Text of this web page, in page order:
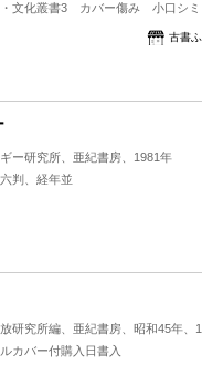
・文化叢書3 カバー傷み 小口シミ
古書
ー研究所、亜紀書房、1981年
判、経年並
研究所編、亜紀書房、昭和45年、
カバー付購入日書入